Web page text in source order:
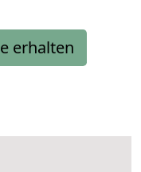
erhalten